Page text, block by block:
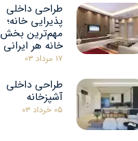
طراحی داخلی
پذیرایی خانه؛
مهم‌ترین بخش
خانه هر ایرانی
۱۷ مرداد ۰۳
طراحی داخلی
آشپزخانه
۰۵ خرداد ۰۳